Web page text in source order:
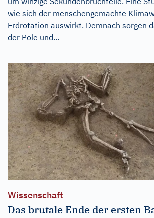
wie sich der menschengemachte
Erdrotation auswirkt. Demnach sorgen
der Pole und...
Wissenschaft
Das brutale Ende der ersten